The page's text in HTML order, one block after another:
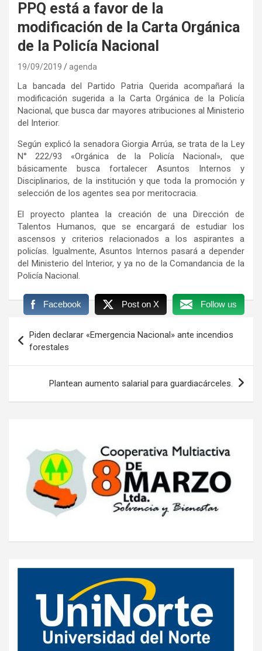
PPQ está a favor de la
modificación de la Carta Orgánica
de la Policía Nacional
19/09/2019 agenda
La bancada del Partido Patria Querida acompañará la
modificación sugerida a la Carta Orgánica de la Policía
Nacional, que busca dar mayores atribuciones al Ministerio
del Interior.
Según explicó la senadora Giorgia Arrúa, se trata de la Ley
N° 222/93 «Orgánica de la Policía Nacional», que
básicamente busca fortalecer Asuntos Internos y
Disciplinarios, de la institución y que toda la promoción y
selección de los agentes sea por meritocracia.
El proyecto plantea la creación de una Dirección de
Talentos Humanos, que se encargará de estudiar los
ascensos y criterios relacionados a los aspirantes a
policías. Igualmente, Asuntos Internos pasará a depender
del Ministerio del Interior, y ya no de la Comandancia de la
Policía Nacional.
Facebook Post on X Follow us
de
entradas
Piden declarar «Emergencia Nacional» ante incendios
forestales
Plantean aumento salarial para guardiacárceles.